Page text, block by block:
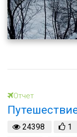
Отчет
24398 1